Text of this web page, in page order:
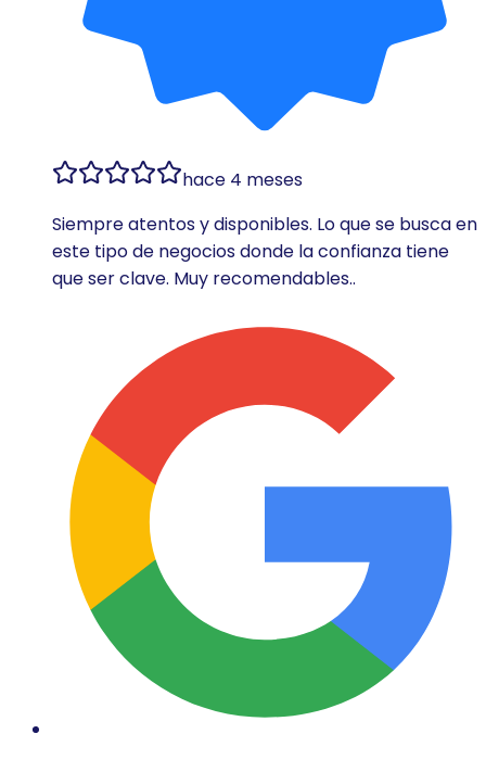
hace 4 meses
Siempre atentos y disponibles. Lo que se busca en
este tipo de negocios donde la confianza tiene
que ser clave. Muy recomendables..